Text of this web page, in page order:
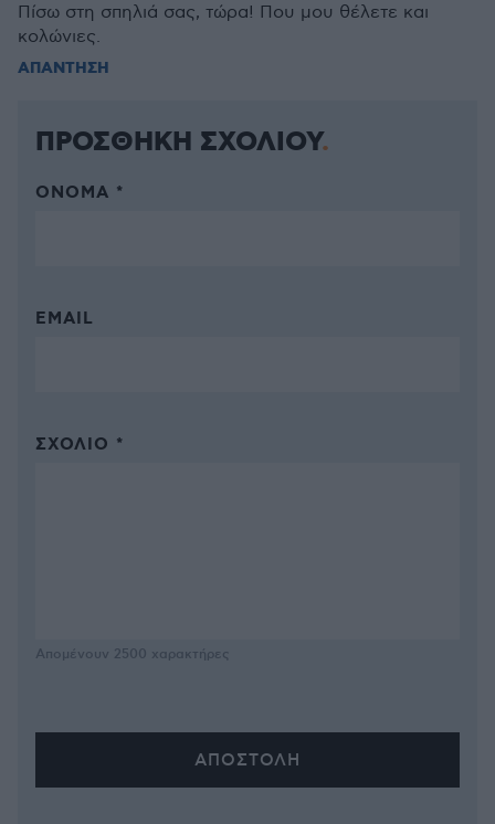
Πίσω στη σπηλιά σας, τώρα! Που μου θέλετε και
κολώνιες.
ΑΠΑΝΤΗΣΗ
ΠΡΟΣΘΗΚΗ ΣΧΟΛΙΟΥ
ΌΝΟΜΑ *
EMAIL
ΣΧΌΛΙΟ *
Απομένουν 2500 χαρακτήρες